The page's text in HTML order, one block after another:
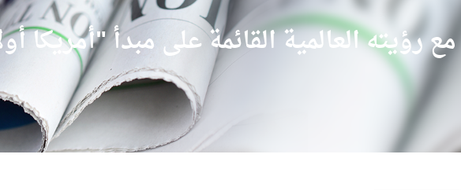
رؤيته العالمية القائمة على مبدأ "أمريكا